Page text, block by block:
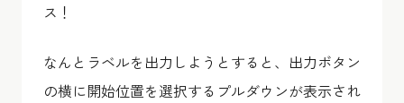
ス！
なんとラベルを出力しようとすると、出力ボタン
の横に開始位置を選択するプルダウンが表示され